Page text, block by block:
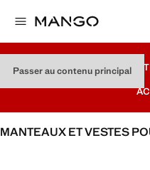
Passer au contenu principal
MANTEAUX ET VESTES